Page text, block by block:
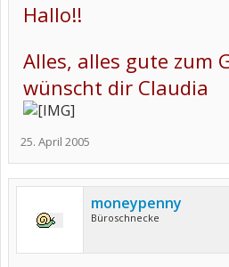
Hallo!!
Alles, alles gute zum
wünscht dir Claudia
25. April 2005
moneypenny
Büroschnecke